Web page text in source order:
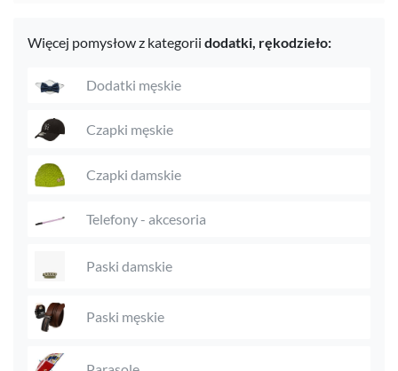
Więcej pomysłow z kategorii dodatki, rękodzieło:
Dodatki męskie
Czapki męskie
Czapki damskie
Telefony - akcesoria
Paski damskie
Paski męskie